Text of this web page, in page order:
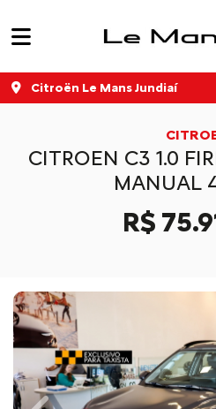
Citroën Le Mans Jundiaí
CITROEN C3 1.0
MANUAL
R$